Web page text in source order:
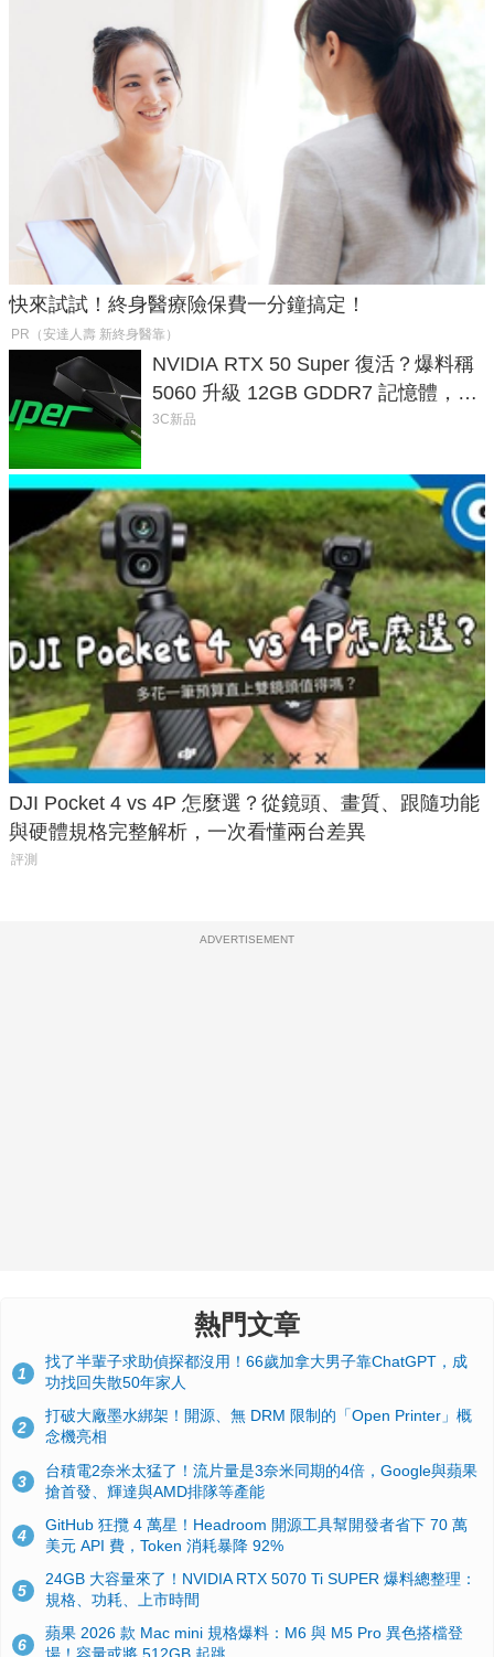
快來試試！終身醫療險保費一分鐘搞定！
PR（安達人壽 新終身醫靠）
NVIDIA RTX 50 Super 復活？爆料稱
5060 升級 12GB GDDR7 記憶體，這
次規格終於不擠牙膏
3C新品
DJI Pocket 4 vs 4P 怎麼選？從鏡頭、畫質、跟隨功能
與硬體規格完整解析，一次看懂兩台差異
評測
ADVERTISEMENT
熱門文章
1
找了半輩子求助偵探都沒用！66歲加拿大男子靠ChatGPT，成
功找回失散50年家人
2
打破大廠墨水綁架！開源、無 DRM 限制的「Open Printer」概
念機亮相
3
台積電2奈米太猛了！流片量是3奈米同期的4倍，Google與蘋果
搶首發、輝達與AMD排隊等產能
4
GitHub 狂攬 4 萬星！Headroom 開源工具幫開發者省下 70 萬
美元 API 費，Token 消耗暴降 92%
5
24GB 大容量來了！NVIDIA RTX 5070 Ti SUPER 爆料總整理：
規格、功耗、上市時間
6
蘋果 2026 款 Mac mini 規格爆料：M6 與 M5 Pro 異色搭檔登